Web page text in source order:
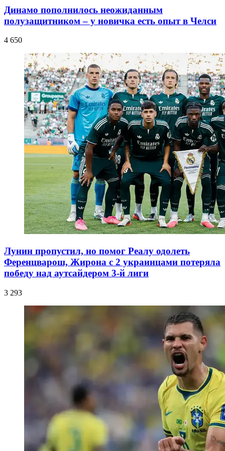
Динамо пополнилось неожиданным
полузащитником – у новичка есть опыт в Челси
4 650
Лунин пропустил, но помог Реалу одолеть
Ференцварош, Жирона с 2 украинцами потеряла
победу над аутсайдером 3-й лиги
3 293